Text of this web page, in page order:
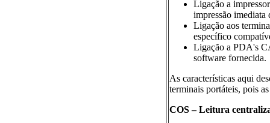
Ligação a
impressão imediata
Ligação aos
específico
Ligação a PDA's
software fornecida.
As características aqui
terminais portáteis, pois
COS – Leitura